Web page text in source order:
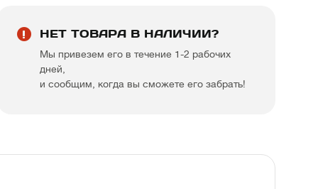
НЕТ ТОВАРА В НАЛИЧИИ?
Мы привезем его в течение 1-2 рабочих
дней,
и сообщим, когда вы сможете его забрать!